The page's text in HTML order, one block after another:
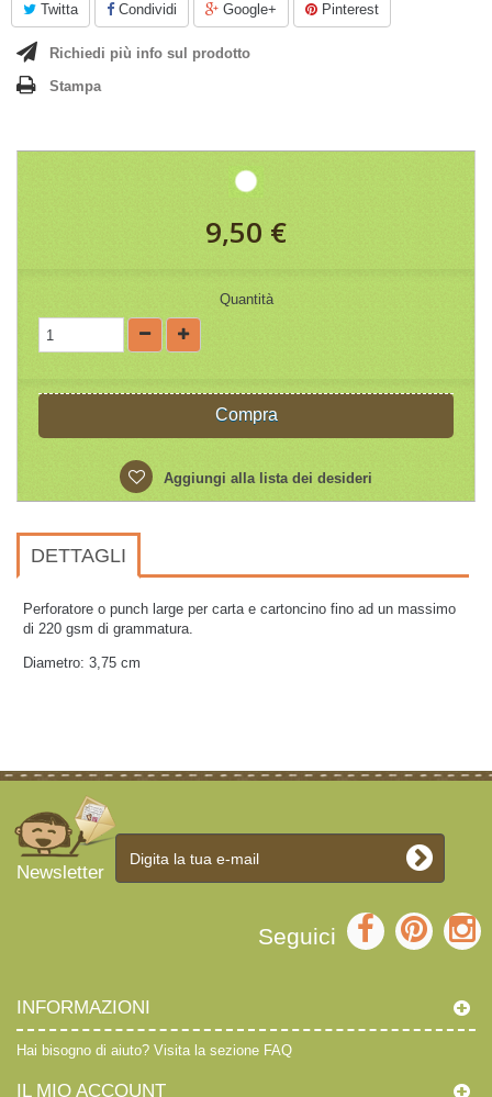
Twitta Condividi Google+ Pinterest
Richiedi più info sul prodotto
Stampa
9,50 €
Quantità
Compra
Aggiungi alla lista dei desideri
DETTAGLI
Perforatore o punch large per carta e cartoncino fino ad un massimo
di 220 gsm di grammatura.
Diametro: 3,75 cm
Newsletter
Seguici
INFORMAZIONI
Hai bisogno di aiuto? Visita la sezione FAQ
IL MIO ACCOUNT